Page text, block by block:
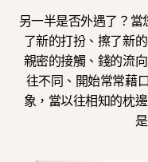
另一半是否外遇了？
了新的打扮、擦了新
親密的接觸、錢的流
往不同、開始常常藉
象，當以往相知的枕